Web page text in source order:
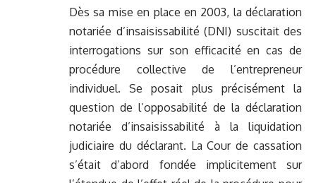
Dès sa mise en place en 2003, la déclaration
notariée d’insaisissabilité (DNI) suscitait des
interrogations sur son efficacité en cas de
procédure collective de l’entrepreneur
individuel. Se posait plus précisément la
question de l’opposabilité de la déclaration
notariée d’insaisissabilité à la liquidation
judiciaire du déclarant. La Cour de cassation
s’était d’abord fondée implicitement sur